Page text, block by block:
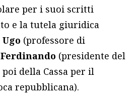
per i suoi scritti
e la tutela giuridica
Ugo (professore di
Ferdinando (presidente del
della Cassa per il
repubblicana).